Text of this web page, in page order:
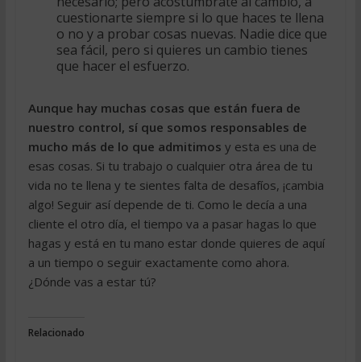
cuestionarte siempre si lo que haces te llena
o no y a probar cosas nuevas. Nadie dice que
sea fácil, pero si quieres un cambio tienes
que hacer el esfuerzo.
Aunque hay muchas cosas que están fuera de
nuestro control, sí que somos responsables de
mucho más de lo que admitimos y esta es una de
esas cosas. Si tu trabajo o cualquier otra área de tu
vida no te llena y te sientes falta de desafíos, ¡cambia
algo! Seguir así depende de ti. Como le decía a una
cliente el otro día, el tiempo va a pasar hagas lo que
hagas y está en tu mano estar donde quieres de aquí
a un tiempo o seguir exactamente como ahora.
¿Dónde vas a estar tú?
Relacionado